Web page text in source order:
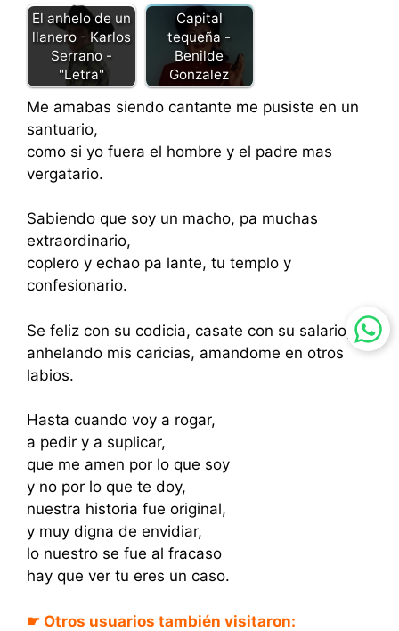
El anhelo de un
llanero - Karlos
Serrano -
"Letra"
Capital
tequeña -
Benilde
Gonzalez
Me amabas siendo cantante me pusiste en un
santuario,
como si yo fuera el hombre y el padre mas
vergatario.
Sabiendo que soy un macho, pa muchas
extraordinario,
coplero y echao pa lante, tu templo y
confesionario.
Se feliz con su codicia, casate con su salario,
anhelando mis caricias, amandome en otros
labios.
Hasta cuando voy a rogar,
a pedir y a suplicar,
que me amen por lo que soy
y no por lo que te doy,
nuestra historia fue original,
y muy digna de envidiar,
lo nuestro se fue al fracaso
hay que ver tu eres un caso.
☛ Otros usuarios también visitaron: